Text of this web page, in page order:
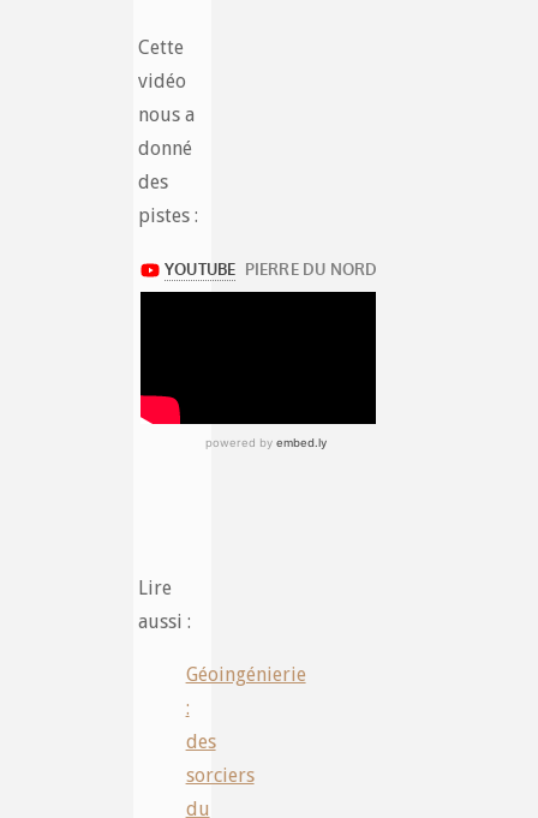
Cette
vidéo
nous a
donné
des
pistes :
Lire
aussi :
Géoingénierie
:
des
sorciers
du